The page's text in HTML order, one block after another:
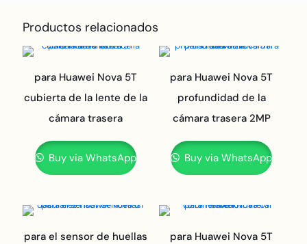
Productos relacionados
para Huawei Nova 5T
cubierta de la lente de la
cámara trasera
Buy via WhatsApp
para Huawei Nova 5T
profundidad de la
cámara trasera 2MP
Buy via WhatsApp
para el sensor de huellas
para Huawei Nova 5T